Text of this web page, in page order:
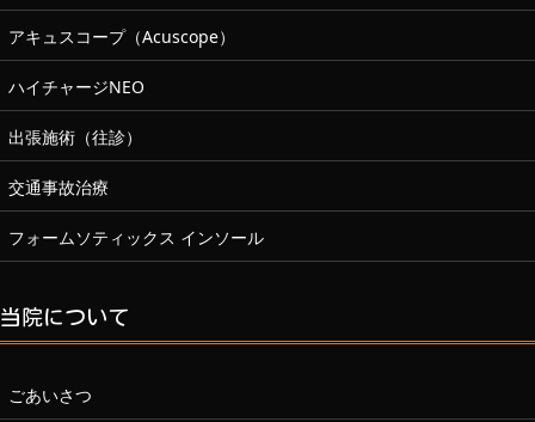
アキュスコープ（Acuscope）
ハイチャージNEO
出張施術（往診）
交通事故治療
フォームソティックス インソール
当院について
ごあいさつ